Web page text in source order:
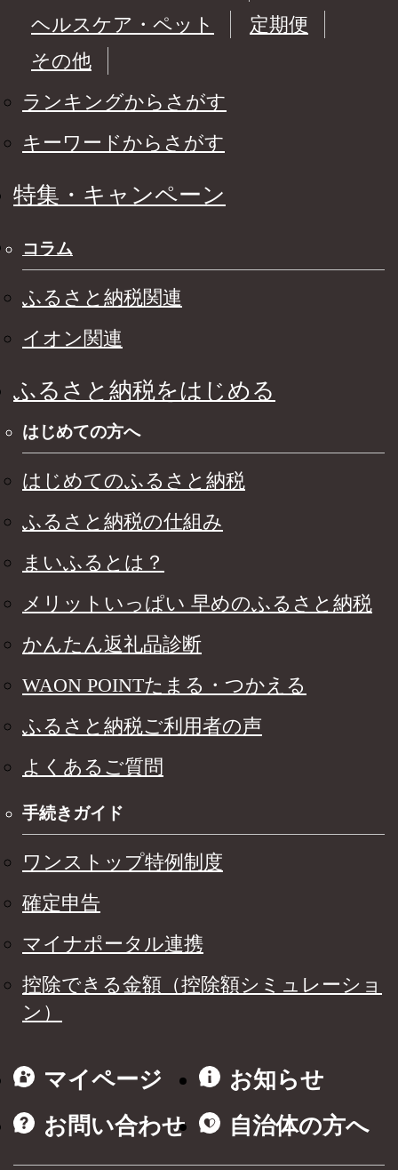
ヘルスケア・ペット
定期便
その他
ランキングからさがす
キーワードからさがす
特集・キャンペーン
コラム
ふるさと納税関連
イオン関連
ふるさと納税をはじめる
はじめての方へ
はじめてのふるさと納税
ふるさと納税の仕組み
まいふるとは？
メリットいっぱい 早めのふるさと納税
かんたん返礼品診断
WAON POINTたまる・つかえる
ふるさと納税ご利用者の声
よくあるご質問
手続きガイド
ワンストップ特例制度
確定申告
マイナポータル連携
控除できる金額（控除額シミュレーショ
ン）
マイページ
お知らせ
お問い合わせ
自治体の方へ